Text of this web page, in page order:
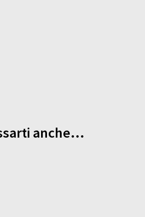
anche...